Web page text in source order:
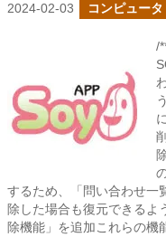
2024-02-03 コンピュータ
/
するため、「問い合わせ一
除した場合も復元できるよ
除機能」を追加これらの機